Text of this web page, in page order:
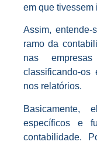
em que tivessem
Assim,
ramo da
nas
classificando-os
nos relatórios.
específicos e
contabilidade.